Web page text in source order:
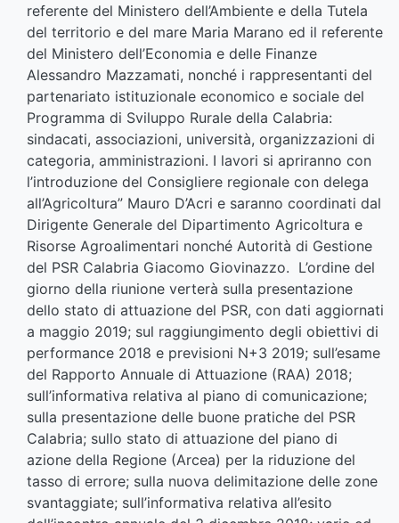
referente del Ministero dell’Ambiente e della Tutela
del territorio e del mare Maria Marano ed il referente
del Ministero dell’Economia e delle Finanze
Alessandro Mazzamati, nonché i rappresentanti del
partenariato istituzionale economico e sociale del
Programma di Sviluppo Rurale della Calabria:
sindacati, associazioni, università, organizzazioni di
categoria, amministrazioni. I lavori si apriranno con
l’introduzione del Consigliere regionale con delega
all’Agricoltura” Mauro D’Acri e saranno coordinati dal
Dirigente Generale del Dipartimento Agricoltura e
Risorse Agroalimentari nonché Autorità di Gestione
del PSR Calabria Giacomo Giovinazzo. L’ordine del
giorno della riunione verterà sulla presentazione
dello stato di attuazione del PSR, con dati aggiornati
a maggio 2019; sul raggiungimento degli obiettivi di
performance 2018 e previsioni N+3 2019; sull’esame
del Rapporto Annuale di Attuazione (RAA) 2018;
sull’informativa relativa al piano di comunicazione;
sulla presentazione delle buone pratiche del PSR
Calabria; sullo stato di attuazione del piano di
azione della Regione (Arcea) per la riduzione del
tasso di errore; sulla nuova delimitazione delle zone
svantaggiate; sull’informativa relativa all’esito